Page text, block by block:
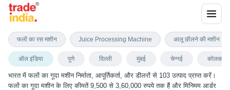
भारत में फलों का गूदा मशीन निर्माता, आपूर्तिकर्ता, और डीलरों से 103 उत्पाद प्राप्त करें।
फलों का गूदा मशीन के लिए कीमतें 9,500 से 3,60,000 रुपये तक हैं और मिनिमम आर्डर
ऑल इंडिया पुणे दिल्ली मुंबई चेन्नई कोलकाता
फलों का रस मशीन Juice Processing Machine आलू छीलने की मशीन